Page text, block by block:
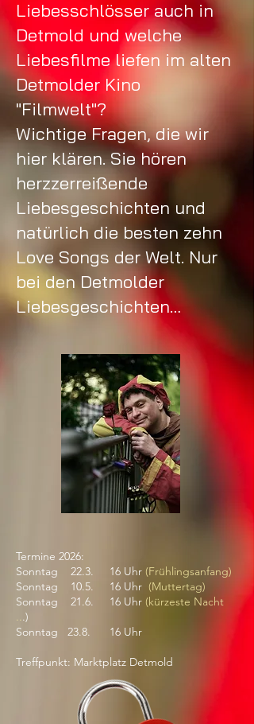
Liebesschlösser auch in
Detmold und welche
Liebesfilme liefen im alten
Detmolder Kino
"Filmwelt"?
Wichtige Fragen, die wir
hier klären. Sie hören
herzzerreißende
Liebesgeschichten und
natürlich die besten zehn
Love Songs der Welt. Nur
bei den Detmolder
Liebesgeschichten…
Termine 2026:
Sonntag 22.3. 16 Uhr (Frühlingsanfang)
Sonntag 10.5. 16 Uhr (Muttertag)
Sonntag 21.6. 16 Uhr (kürzeste Nacht
...)
Sonntag 23.8. 16 Uhr
Treffpunkt: Marktplatz Detmold